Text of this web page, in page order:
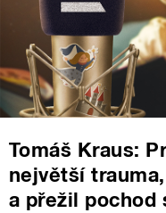
Tomáš Kraus:
největší
a přežil pochod